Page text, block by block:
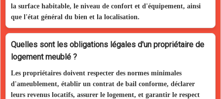
la surface habitable, le niveau de confort et d'équipement, ainsi
que l'état général du bien et la localisation.
Quelles sont les obligations légales d'un propriétaire de
logement meublé ?
Les propriétaires doivent respecter des normes minimales
d'ameublement, établir un contrat de bail conforme, déclarer
leurs revenus locatifs, assurer le logement, et garantir le respect